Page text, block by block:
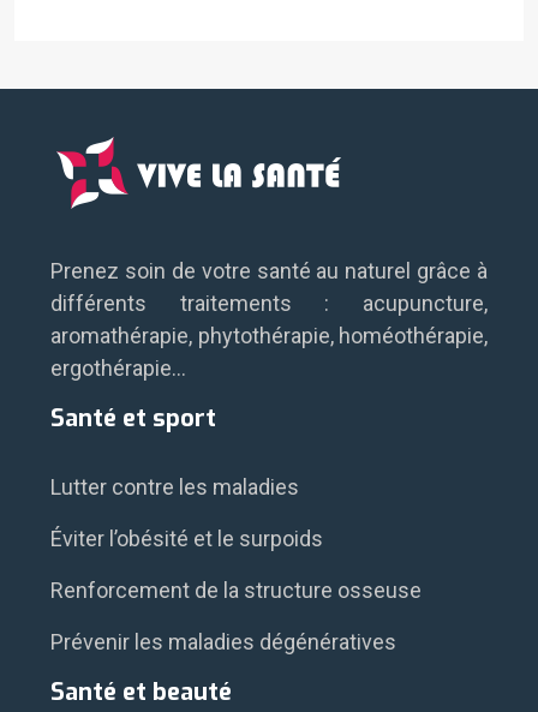
Prenez soin de votre santé au naturel grâce à
différents traitements : acupuncture,
aromathérapie, phytothérapie, homéothérapie,
ergothérapie…
Santé et sport
Lutter contre les maladies
Éviter l’obésité et le surpoids
Renforcement de la structure osseuse
Prévenir les maladies dégénératives
Santé et beauté